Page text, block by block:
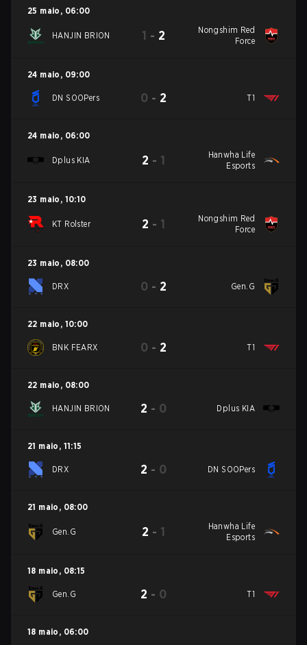
25 maio , 06:00
HANJIN BRION 1 - 2
Nongshim Red
Force
24 maio , 09:00
DN SOOPers 0 - 2 T1
24 maio , 06:00
Dplus KIA 2 - 1
Hanwha Life
Esports
23 maio , 10:10
KT Rolster 2 - 1
Nongshim Red
Force
23 maio , 08:00
DRX 0 - 2 Gen.G
22 maio , 10:00
BNK FEARX 0 - 2 T1
22 maio , 08:00
HANJIN BRION 2 - 0 Dplus KIA
21 maio , 11:15
DRX 2 - 0 DN SOOPers
21 maio , 08:00
Gen.G 2 - 1
Hanwha Life
Esports
18 maio , 08:15
Gen.G 2 - 0 T1
18 maio , 06:00